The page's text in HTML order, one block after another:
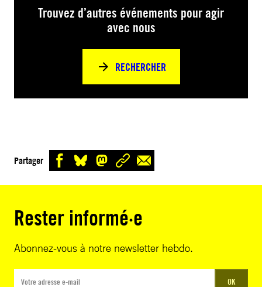
Trouvez d’autres événements pour agir
avec nous
RECHERCHER
Partager
Rester informé·e
Abonnez-vous à notre newsletter hebdo.
OK